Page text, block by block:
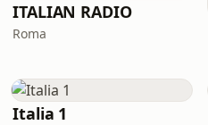
ITALIAN RADIO
Roma
Italia 1